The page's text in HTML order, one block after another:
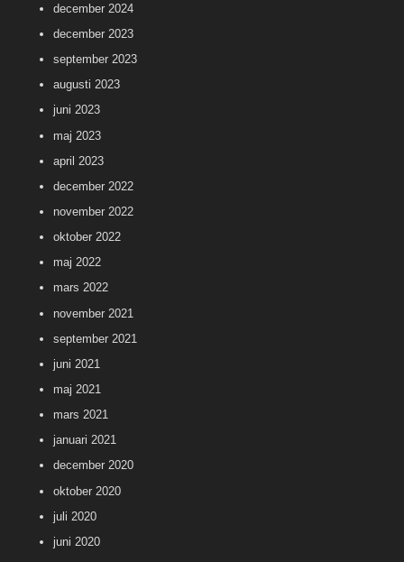
december 2024
december 2023
september 2023
augusti 2023
juni 2023
maj 2023
april 2023
december 2022
november 2022
oktober 2022
maj 2022
mars 2022
november 2021
september 2021
juni 2021
maj 2021
mars 2021
januari 2021
december 2020
oktober 2020
juli 2020
juni 2020